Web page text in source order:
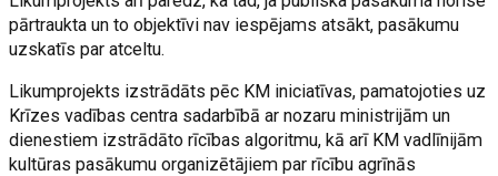
pārtraukta un to objektīvi nav iespējams atsākt, pasākumu
uzskatīs par atceltu.
Likumprojekts izstrādāts pēc KM iniciatīvas, pamatojoties uz
Krīzes vadības centra sadarbībā ar nozaru ministrijām un
dienestiem izstrādāto rīcības algoritmu, kā arī KM vadlīnijām
kultūras pasākumu organizētājiem par rīcību agrīnās